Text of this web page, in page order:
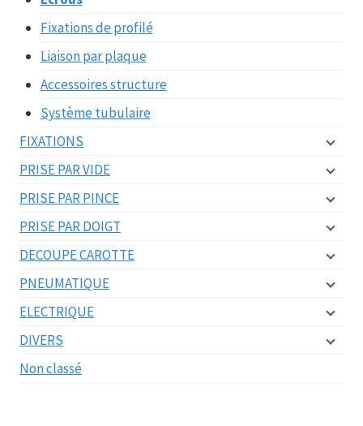
Fixations de profilé
Liaison par plaque
Accessoires structure
Système tubulaire
FIXATIONS
PRISE PAR VIDE
PRISE PAR PINCE
PRISE PAR DOIGT
DECOUPE CAROTTE
PNEUMATIQUE
ELECTRIQUE
DIVERS
Non classé